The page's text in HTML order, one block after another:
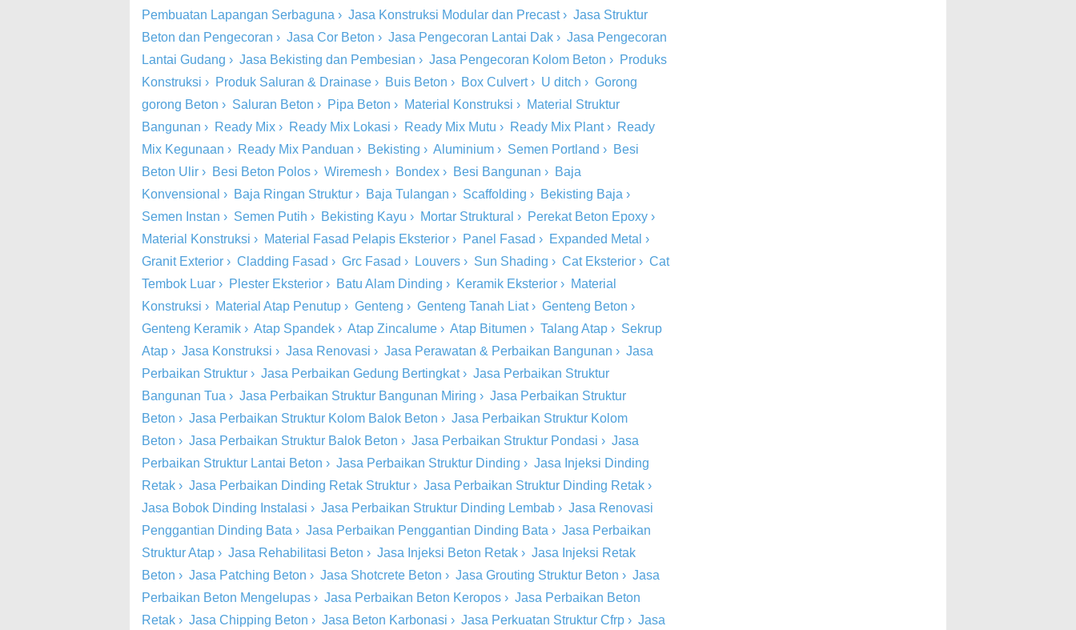
Pembuatan Lapangan Serbaguna › Jasa Konstruksi Modular dan Precast› Jasa Struktur
Beton dan Pengecoran › Jasa Cor Beton › Jasa Pengecoran Lantai Dak › Jasa Pengecoran
Lantai Gudang › Jasa Bekisting dan Pembesian › Jasa Pengecoran Kolom Beton › Produks
Konstruksi › Produk Saluran & Drainase › Buis Beton › Box Culvert› U ditch › Gorong
gorong Beton › Saluran Beton › Pipa Beton › Material Konstruksi › Material Struktur
Bangunan › Ready Mix › Ready Mix Lokasi › Ready Mix Mutu › Ready Mix Plant› Ready
Mix Kegunaan › Ready Mix Panduan › Bekisting › Aluminium › Semen Portland › Besi
Beton Ulir › Besi Beton Polos › Wiremesh › Bondex › Besi Bangunan › Baja
Konvensional › Baja Ringan Struktur › Baja Tulangan › Scaffolding › Bekisting Baja ›
Semen Instan › Semen Putih › Bekisting Kayu › Mortar Struktural › Perekat Beton Epoxy ›
Material Konstruksi › Material Fasad Pelapis Eksterior › Panel Fasad › Expanded Metal ›
Granit Exterior › Cladding Fasad › Grc Fasad › Louvers › Sun Shading › Cat Eksterior › Cat
Tembok Luar › Plester Eksterior › Batu Alam Dinding › Keramik Eksterior › Material
Konstruksi › Material Atap Penutup › Genteng › Genteng Tanah Liat› Genteng Beton ›
Genteng Keramik › Atap Spandek › Atap Zincalume › Atap Bitumen › Talang Atap › Sekrup
Atap › Jasa Konstruksi › Jasa Renovasi › Jasa Perawatan & Perbaikan Bangunan › Jasa
Perbaikan Struktur › Jasa Perbaikan Gedung Bertingkat› Jasa Perbaikan Struktur
Bangunan Tua › Jasa Perbaikan Struktur Bangunan Miring › Jasa Perbaikan Struktur
Beton › Jasa Perbaikan Struktur Kolom Balok Beton › Jasa Perbaikan Struktur Kolom
Beton › Jasa Perbaikan Struktur Balok Beton › Jasa Perbaikan Struktur Pondasi › Jasa
Perbaikan Struktur Lantai Beton › Jasa Perbaikan Struktur Dinding › Jasa Injeksi Dinding
Retak › Jasa Perbaikan Dinding Retak Struktur › Jasa Perbaikan Struktur Dinding Retak ›
Jasa Bobok Dinding Instalasi › Jasa Perbaikan Struktur Dinding Lembab › Jasa Renovasi
Penggantian Dinding Bata › Jasa Perbaikan Penggantian Dinding Bata › Jasa Perbaikan
Struktur Atap › Jasa Rehabilitasi Beton › Jasa Injeksi Beton Retak › Jasa Injeksi Retak
Beton › Jasa Patching Beton › Jasa Shotcrete Beton › Jasa Grouting Struktur Beton › Jasa
Perbaikan Beton Mengelupas › Jasa Perbaikan Beton Keropos › Jasa Perbaikan Beton
Retak › Jasa Chipping Beton › Jasa Beton Karbonasi › Jasa Perkuatan Struktur Cfrp › Jasa